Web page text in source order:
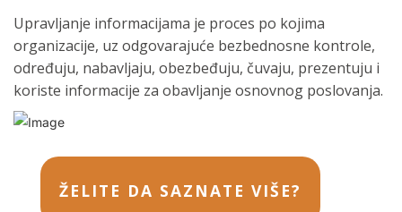
Upravljanje informacijama je proces po kojima
organizacije, uz odgovarajuće bezbednosne kontrole,
određuju, nabavljaju, obezbeđuju, čuvaju, prezentuju i
koriste informacije za obavljanje osnovnog poslovanja.
ŽELITE DA SAZNATE VIŠE?